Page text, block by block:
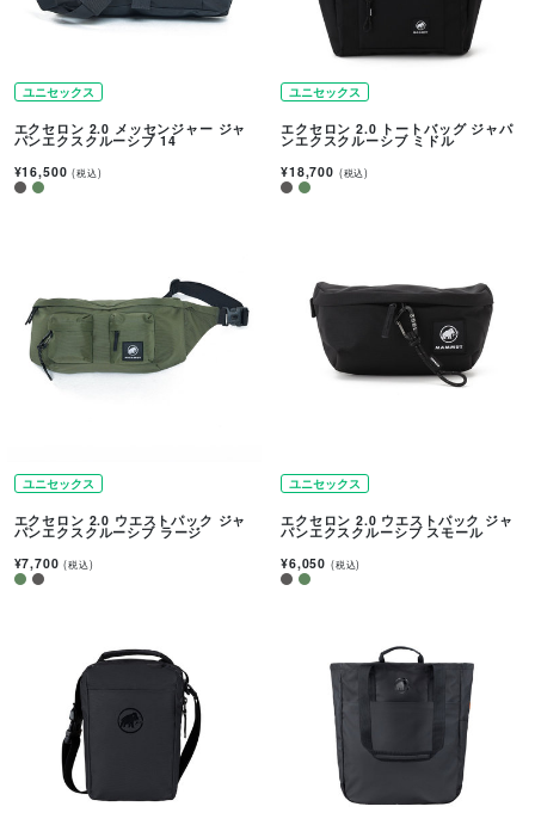
ユニセックス
エクセロン 2.0 メッセンジャー ジャ
パンエクスクルーシブ 14
¥16,500(税込)
ユニセックス
エクセロン 2.0 トートバッグ ジャパ
ンエクスクルーシブ ミドル
¥18,700 (税込)
ユニセックス
エクセロン 2.0 ウエストパック ジャ
パンエクスクルーシブ ラージ
¥7,700(税込)
ユニセックス
エクセロン 2.0 ウエストパック ジャ
パンエクスクルーシブ スモール
¥6,050 (税込)